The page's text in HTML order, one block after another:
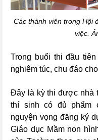
Các thành viên trong Hội
việc.
Trong buổi thi đầu
nghiêm túc, chu đáo
Đây là kỳ thi được nhà
thí sinh có đủ phẩm
nguyện vọng đăng ký
Giáo dục Mầm non